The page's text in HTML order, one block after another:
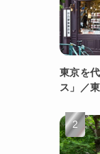
東京を
ス」／